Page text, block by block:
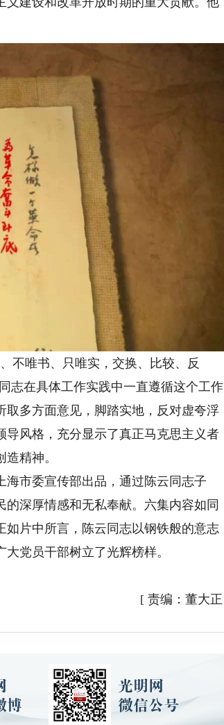
唯书、只唯实，交换、比较、反
志在具体工作实践中一直遵循这个工作
多方面意见，脚踏实地，反对虚夸浮
风格，充分显示了真正马克思主义者
精神。
市委宣传部出品，通过陈云同志子
深厚情感和无私奉献。六集内容如同
片中所言，陈云同志以钢铁般的意志
党员干部树立了光辉榜样。
[ 责编：董大正